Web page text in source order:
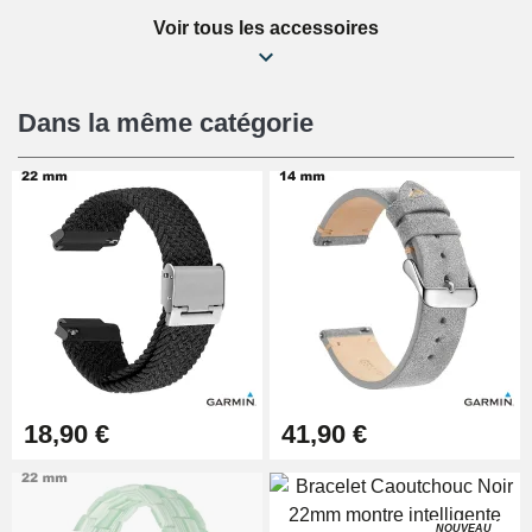
Kit Réparation Montre Débutant
16,90 €
Pied à Coulisse Numérique
9,90 €
Kit Horlogerie Débutant
26,90 €
Boîte Pompe Bracelet Montre -
Diamètre 1,50 mm - 8 à 25 mm
Voir tous les accessoires
Dans la même catégorie
18,90 € 41,90 €
NOUVEAU